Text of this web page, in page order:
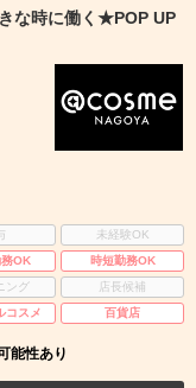
な時に働く★POP UP
未経験OK
OK
時短勤務OK
ング
店長候補
コスメ 百貨店
能性あり